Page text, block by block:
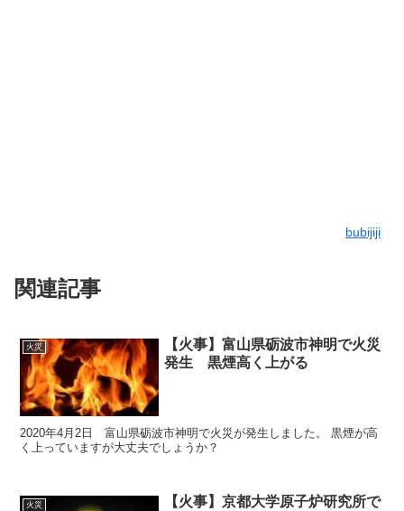
bubijiji
関連記事
火災
【火事】富山県砺波市神明で火災
発生 黒煙高く上がる
2020年4月2日 富山県砺波市神明で火災が発生しました。 黒煙が高
く上っていますが大丈夫でしょうか？
火災
【火事】京都大学原子炉研究所で